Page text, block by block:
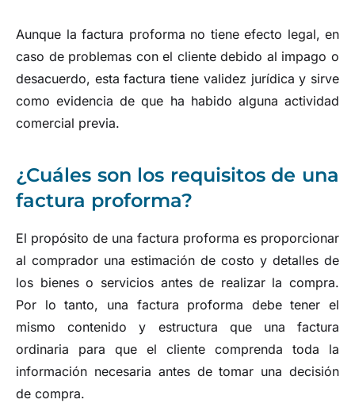
Aunque la factura proforma no tiene efecto legal, en
caso de problemas con el cliente debido al impago o
desacuerdo, esta factura tiene validez jurídica y sirve
como evidencia de que ha habido alguna actividad
comercial previa.
¿Cuáles son los requisitos de una
factura proforma?
El propósito de una factura proforma es proporcionar
al comprador una estimación de costo y detalles de
los bienes o servicios antes de realizar la compra.
Por lo tanto, una factura proforma debe tener el
mismo contenido y estructura que una factura
ordinaria para que el cliente comprenda toda la
información necesaria antes de tomar una decisión
de compra.